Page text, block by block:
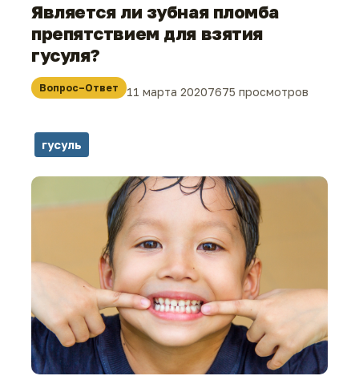
Является ли зубная пломба
препятствием для взятия
гусуля?
Вопрос–Ответ 11 марта 20207675 просмотров
гусуль